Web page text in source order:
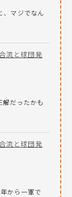
、マジでなん
流と球団発
だったかも
流と球団発
から一軍で